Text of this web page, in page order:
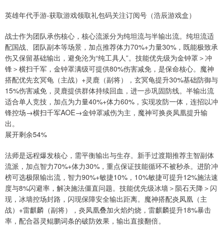
英雄年代手游-获取游戏领取礼包码关注订阅号（浩辰游戏盒）
战士作为团队承伤核心，核心流派分为纯坦流与半输出流。纯坦流适
配国战、团队副本等场景，加点推荐体力70%+力量30%，既能极致承
伤又保留基础输出，避免沦为“纯工具人”。技能优先级为金钟罩＞冲
锋＞横扫千军，金钟罩满级可提供80%伤害减免，是保命核心。魔神
搭配优先玄冥龟（主战）+灵鹿（副将），玄冥龟提升30%基础防御与
15%伤害减免，灵鹿提供群体持续回血，进一步巩固防线。半输出流
适合单人竞技，加点为力量40%+体力60%，实现攻防一体，连招以冲
锋控场→横扫千军AOE→金钟罩减伤为主，魔神可换炎凤凰提升输
出。
展开剩余54%
法师是远程爆发核心，需平衡输出与生存。新手过渡期推荐主智副体
流派，加点智力70%+体力30%，重点保证技能循环不被秒杀。进阶冲
榜可选极限输出流，智力90%+敏捷10%，10%敏捷可提升12%施法速
度与8%闪避率，解决施法僵直问题。技能优先级冰墙＞陨石天降＞闪
现，冰墙控场封路，闪现保障安全输出距离。魔神搭配炎凤凰（主
战）+雷麒麟（副将），炎凤凰叠加火焰灼烧，雷麒麟提升18%暴击
率，配合器灵鲲鹏词条的破防效果，输出直接翻倍。